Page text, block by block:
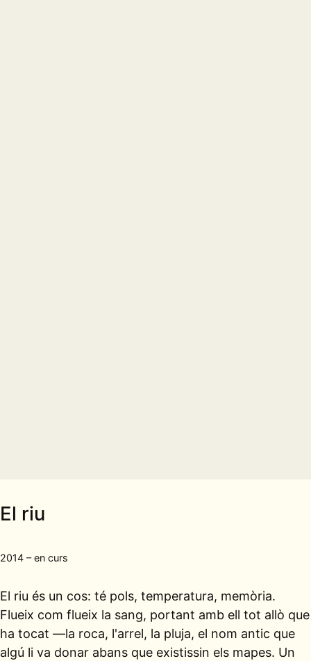
El riu
2014 – en curs
El riu és un cos: té pols, temperatura, memòria.
Flueix com flueix la sang, portant amb ell tot allò que
ha tocat —la roca, l'arrel, la pluja, el nom antic que
algú li va donar abans que existissin els mapes. Un